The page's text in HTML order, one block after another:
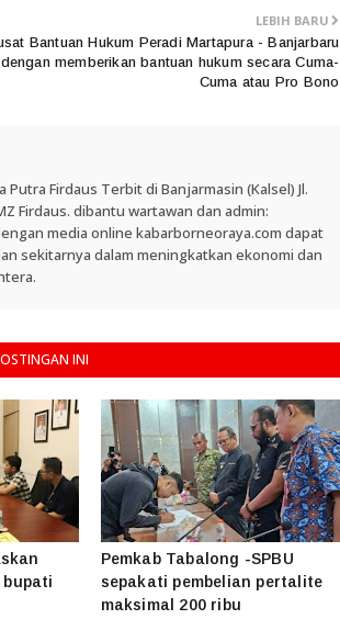
LEBIH BARU
Bantuan Hukum Peradi Martapura - Banjarbaru
dengan memberikan bantuan hukum secara Cuma-
Cuma atau Pro Bono
Firdaus Terbit di Banjarmasin (Kalsel) Jl.
Firdaus. dibantu wartawan dan admin:
media online kabarborneoraya.com dapat
sekitarnya dalam meningkatkan ekonomi dan
INI
Pemkab Tabalong -SPBU
sepakati pembelian pertalite
maksimal 200 ribu